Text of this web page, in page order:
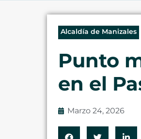
Alcaldía de Manizales
Punto
en el
Marzo 24, 2026